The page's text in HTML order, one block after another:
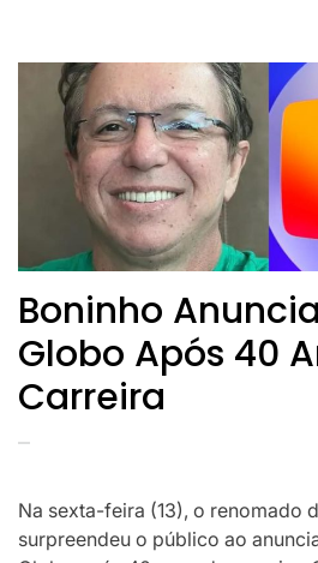
Boninho
Globo Após 40
Carreira
Na sexta-feira (13), o renomado
surpreendeu o público ao